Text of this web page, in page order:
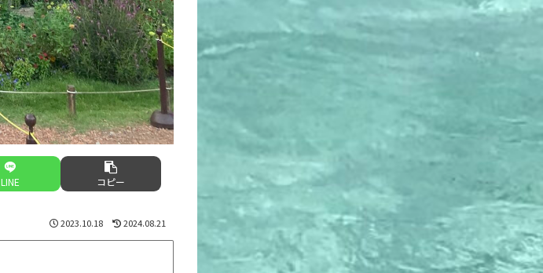
LINE コピー
2023.10.18 2024.08.21